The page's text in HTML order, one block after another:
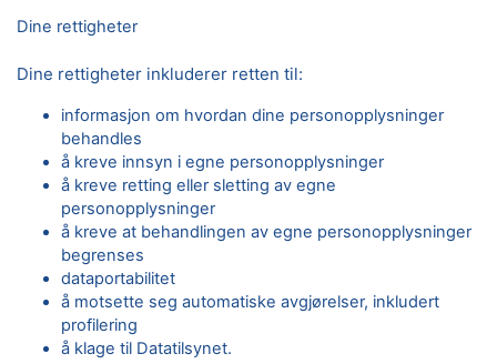
Dine rettigheter
Dine rettigheter inkluderer retten til:
informasjon om hvordan dine personopplysninger
behandles
å kreve innsyn i egne personopplysninger
å kreve retting eller sletting av egne
personopplysninger
å kreve at behandlingen av egne personopplysninger
begrenses
dataportabilitet
å motsette seg automatiske avgjørelser, inkludert
profilering
å klage til Datatilsynet.